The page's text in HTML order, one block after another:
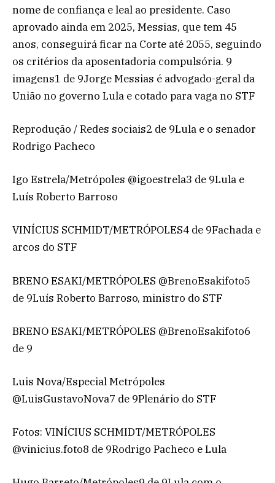
nome de confiança e leal ao presidente. Caso
aprovado ainda em 2025, Messias, que tem 45
anos, conseguirá ficar na Corte até 2055, seguindo
os critérios da aposentadoria compulsória. 9
imagens1 de 9Jorge Messias é advogado-geral da
União no governo Lula e cotado para vaga no STF
Reprodução / Redes sociais2 de 9Lula e o senador
Rodrigo Pacheco
Igo Estrela/Metrópoles @igoestrela3 de 9Lula e
Luís Roberto Barroso
VINÍCIUS SCHMIDT/METRÓPOLES4 de 9Fachada e
arcos do STF
BRENO ESAKI/METRÓPOLES @BrenoEsakifoto5
de 9Luís Roberto Barroso, ministro do STF
BRENO ESAKI/METRÓPOLES @BrenoEsakifoto6
de 9
Luis Nova/Especial Metrópoles
@LuisGustavoNova7 de 9Plenário do STF
Fotos: VINÍCIUS SCHMIDT/METRÓPOLES
@vinicius.foto8 de 9Rodrigo Pacheco e Lula